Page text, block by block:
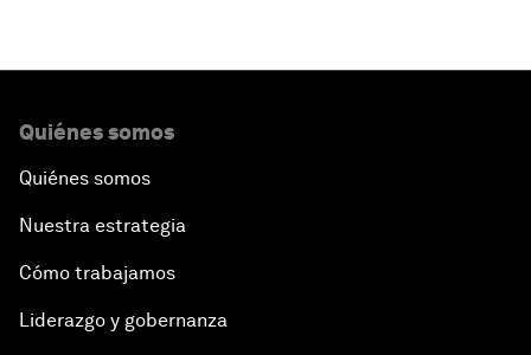
Quiénes somos
Quiénes somos
Nuestra estrategia
Cómo trabajamos
Liderazgo y gobernanza